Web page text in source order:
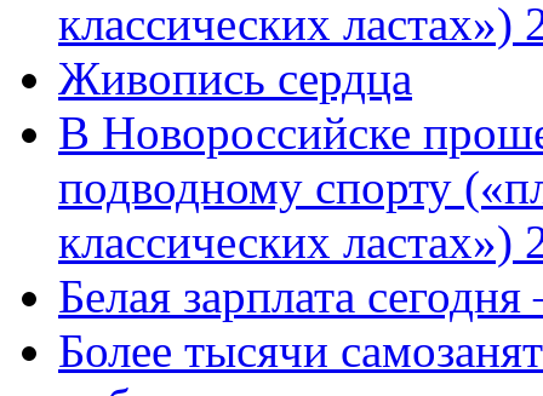
классических
Живопись сердца
В Новороссийске
подводному спорту
классических ластах»)
Белая зарплата
Более тысячи